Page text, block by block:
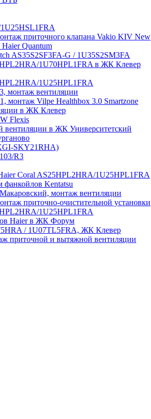
приточного клапана Vakio KIV New
Quantum
AS35S2SF3FA-G / 1U35S2SM3FA
1U70HPL1FRA в ЖК Клевер
1U25HPL1FRA
монтаж вентиляции
монтаж Vilpe Healthbox 3.0 Smartzone
в ЖК Клевер
Flexis
вентиляции в ЖК Университетский
SKY21RHA)
R3
Coral AS25HPL2HRA/1U25HPL1FRA
фанкойлов Kentatsu
монтаж вентиляции
приточно-очистительной установки
1U25HPL1FRA
Haier в ЖК Форум
/ 1U07TL5FRA, ЖК Клевер
приточной и вытяжной вентиляции